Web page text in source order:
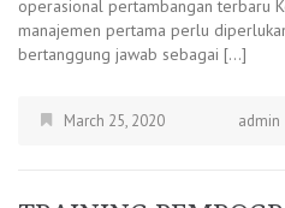
operasional pertambangan terbaru
manajemen pertama perlu
bertanggung jawab sebagai […]
March 25, 2020 admin